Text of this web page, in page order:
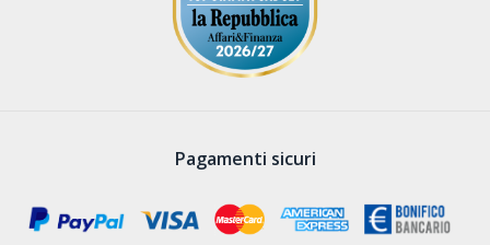
Pagamenti sicuri